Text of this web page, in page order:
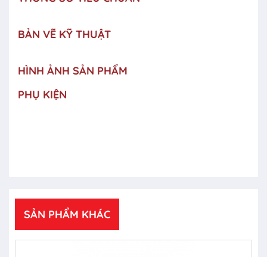
BẢN VẼ KỸ THUẬT
HÌNH ẢNH SẢN PHẨM
PHỤ KIỆN
SẢN PHẨM KHÁC